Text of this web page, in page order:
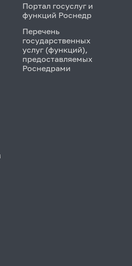
Портал госуслуг и
функций Роснедр
Перечень
государственных
услуг (функций),
предоставляемых
Роснедрами